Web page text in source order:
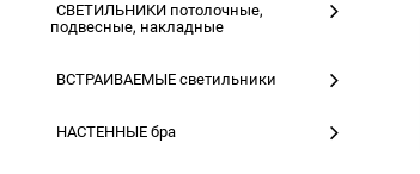
СВЕТИЛЬНИКИ потолочные,
подвесные, накладные
ВСТРАИВАЕМЫЕ светильники
НАСТЕННЫЕ бра